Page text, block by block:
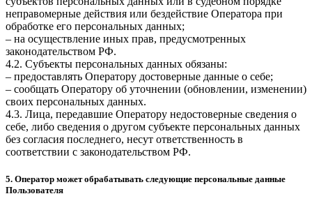
неправомерные действия или бездействие Оператора при
обработке его персональных данных;
– на осуществление иных прав, предусмотренных
законодательством РФ.
4.2. Субъекты персональных данных обязаны:
– предоставлять Оператору достоверные данные о себе;
– сообщать Оператору об уточнении (обновлении, изменении)
своих персональных данных.
4.3. Лица, передавшие Оператору недостоверные сведения о
себе, либо сведения о другом субъекте персональных данных
без согласия последнего, несут ответственность в
соответствии с законодательством РФ.
5. Оператор может обрабатывать следующие персональные данные
Пользователя